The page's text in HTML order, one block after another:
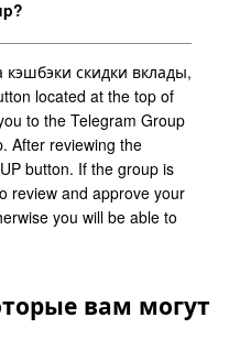
кэшбэки скидки вклады,
located at the top of
to the Telegram Group
After reviewing the
button. If the group is
review and approve your
you will be able to
вам могут